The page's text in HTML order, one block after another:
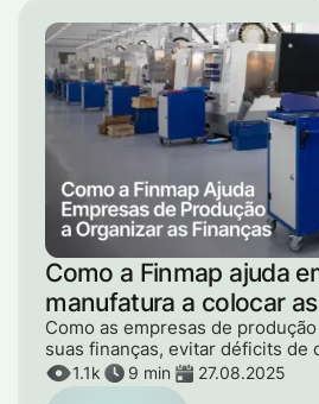
Como a Finmap ajuda
manufatura a colocar
ordem
Como as empresas de
suas finanças, evitar déficits de
decisões fundamentadas — com
reais e soluções.
1.1k 9 min 27.08.2025